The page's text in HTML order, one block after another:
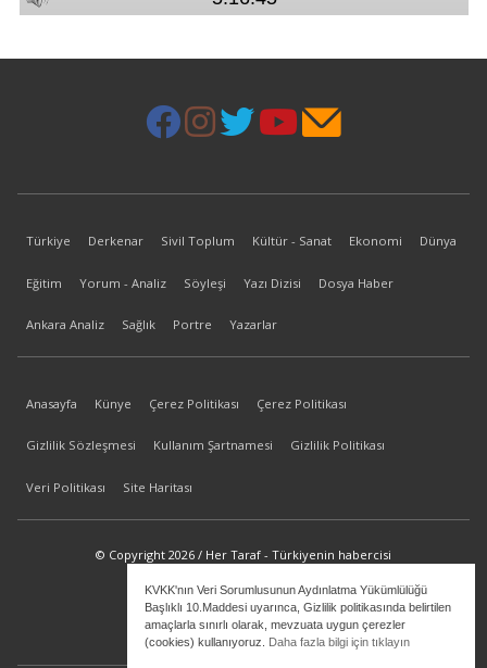
KVKK'nın Veri Sorumlusunun Aydınlatma Yükümlülüğü
Başlıklı 10.Maddesi uyarınca, Gizlilik politikasında belirtilen
amaçlarla sınırlı olarak, mevzuata uygun çerezler
(cookies) kullanıyoruz. Daha fazla bilgi için tıklayın
Türkiye Derkenar Sivil Toplum Kültür - Sanat Ekonomi Dünya
Eğitim Yorum - Analiz Söyleşi Yazı Dizisi Dosya Haber
Ankara Analiz Sağlık Portre Yazarlar
Anasayfa Künye Çerez Politikası Çerez Politikası
Gizlilik Sözleşmesi Kullanım Şartnamesi Gizlilik Politikası
Veri Politikası Site Haritası
© Copyright 2026 / Her Taraf - Türkiyenin habercisi
bilgi@hertaraf.com